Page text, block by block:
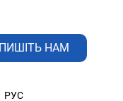
НАМ
РУС